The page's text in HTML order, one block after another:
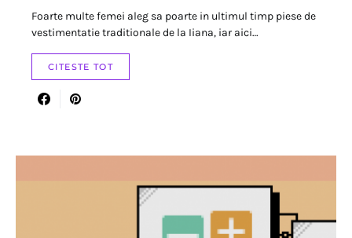
Foarte multe femei aleg sa poarte in ultimul timp piese de
vestimentatie traditionale de la Iiana, iar aici…
CITESTE TOT